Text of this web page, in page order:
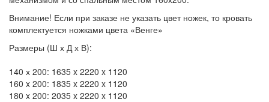
Внимание! Если при заказе не указать цвет ножек, то кровать
комплектуется ножками цвета «Венге»
Размеры (Ш х Д х В):
140 х 200: 1635 x 2220 x 1120
160 x 200: 1835 x 2220 x 1120
180 x 200: 2035 x 2220 x 1120